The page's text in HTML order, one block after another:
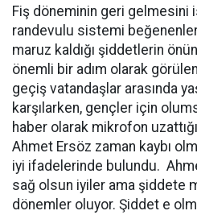
Fiş döneminin geri gelmesini
randevulu sistemi
maruz kaldığı şiddetlerin
önemli bir adım olarak
geçiş vatandaşlar arasında
karşılarken, gençler için
haber olarak mikrofon
Ahmet Ersöz zaman kaybı
iyi ifadelerinde bulundu.
sağ olsun iyiler ama şiddete
dönemler oluyor. Şiddet e